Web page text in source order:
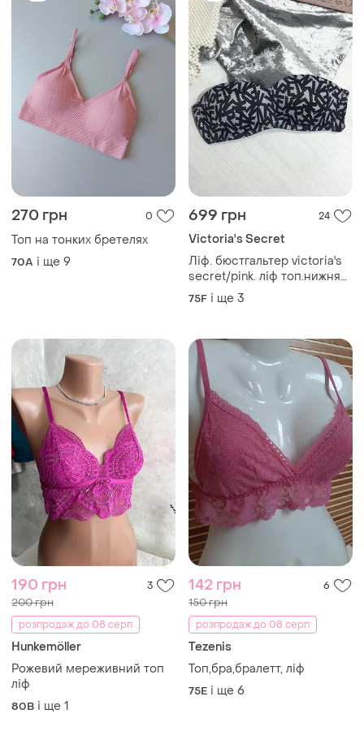
270 грн
Топ на тонких бретелях
699 грн 24
Ліф. бюстгальтер victoria's
secret/pink. ліф топ.нижня
білизна.
75F і ще 3
190 грн
200 грн
розпродаж до 08 серп
Hunkemöller
Рожевий мереживний топ
ліф
80B і ще 1
142 грн 6
150 грн
розпродаж до 08 серп
Tezenis
Топ,бра,бралетт, ліф
75E і ще
ТОП оголошень